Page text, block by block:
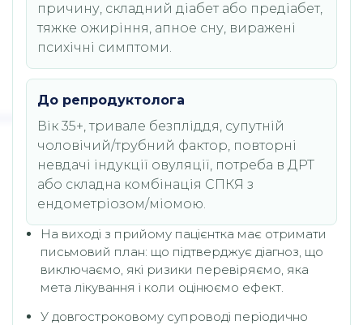
причину, складний діабет або предіабет,
тяжке ожиріння, апное сну, виражені
психічні симптоми.
До репродуктолога
Вік 35+, тривале безпліддя, супутній
чоловічий/трубний фактор, повторні
невдачі індукції овуляції, потреба в ДРТ
або складна комбінація СПКЯ з
ендометріозом/міомою.
На виході з прийому пацієнтка має отримати
письмовий план: що підтверджує діагноз, що
виключаємо, які ризики перевіряємо, яка
мета лікування і коли оцінюємо ефект.
У довгостроковому супроводі періодично